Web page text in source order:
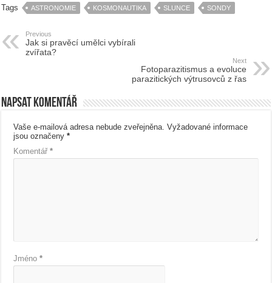
Tags ASTRONOMIE KOSMONAUTIKA SLUNCE SONDY
Previous
Jak si pravěcí umělci vybírali
zvířata?
Next
Fotoparazitismus a evoluce
parazitických výtrusovců z řas
Napsat komentář
Vaše e-mailová adresa nebude zveřejněna. Vyžadované informace
jsou označeny*
Komentář*
Jméno*